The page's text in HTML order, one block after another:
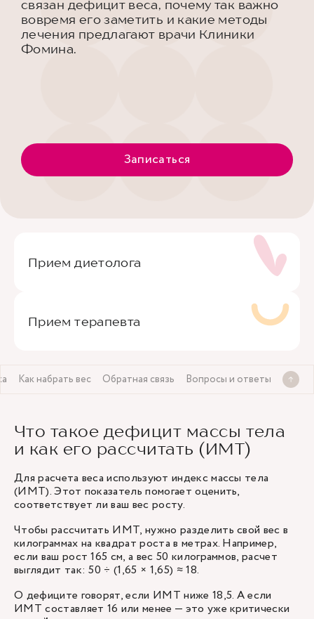
связан дефицит веса, почему так важно
вовремя его заметить и какие методы
лечения предлагают врачи Клиники
Фомина.
Записаться
Прием диетолога
Прием терапевта
Как набрать вес Обратная связь Вопросы и ответы
Что такое дефицит массы тела
и как его рассчитать (ИМТ)
Для расчета веса используют индекс массы тела
(ИМТ). Этот показатель помогает оценить,
соответствует ли ваш вес росту.
Чтобы рассчитать ИМТ, нужно разделить свой вес в
килограммах на квадрат роста в метрах. Например,
если ваш рост 165 см, а вес 50 килограммов, расчет
выглядит так: 50 ÷ (1,65 × 1,65) ≈ 18.
О дефиците говорят, если ИМТ ниже 18,5. А если
ИМТ составляет 16 или менее — это уже критически